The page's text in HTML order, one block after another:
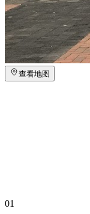
查看地图
01